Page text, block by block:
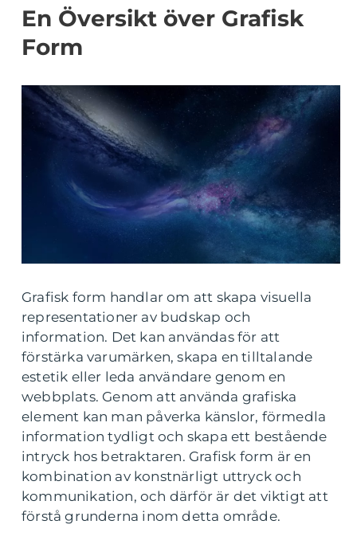
En Översikt över Grafisk
Form
Grafisk form handlar om att skapa visuella
representationer av budskap och
information. Det kan användas för att
förstärka varumärken, skapa en tilltalande
estetik eller leda användare genom en
webbplats. Genom att använda grafiska
element kan man påverka känslor, förmedla
information tydligt och skapa ett bestående
intryck hos betraktaren. Grafisk form är en
kombination av konstnärligt uttryck och
kommunikation, och därför är det viktigt att
förstå grunderna inom detta område.